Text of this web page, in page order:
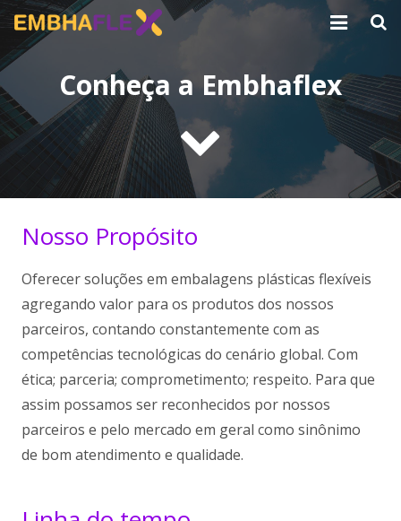
Home
Quem somos
Produtos
Contato
Conheça a Embhaflex
Nosso Propósito
Oferecer soluções em embalagens plásticas flexíveis
agregando valor para os produtos dos nossos
parceiros, contando constantemente com as
competências tecnológicas do cenário global. Com
ética; parceria; comprometimento; respeito. Para que
assim possamos ser reconhecidos por nossos
parceiros e pelo mercado em geral como sinônimo
de bom atendimento e qualidade.